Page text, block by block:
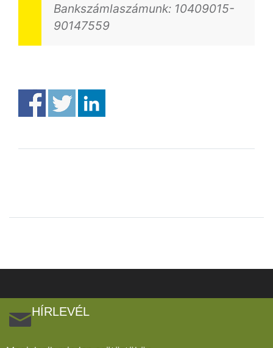
Bankszámlaszámunk: 10409015-
90147559
HÍRLEVÉL